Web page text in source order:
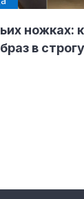
ножках:
в